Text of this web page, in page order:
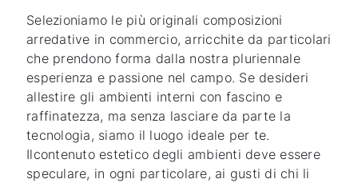
Selezioniamo le più originali composizioni
arredative in commercio, arricchite da particolari
che prendono forma dalla nostra pluriennale
esperienza e passione nel campo. Se desideri
allestire gli ambienti interni con fascino e
raffinatezza, ma senza lasciare da parte la
tecnologia, siamo il luogo ideale per te.
Ilcontenuto estetico degli ambienti deve essere
speculare, in ogni particolare, ai gusti di chi li